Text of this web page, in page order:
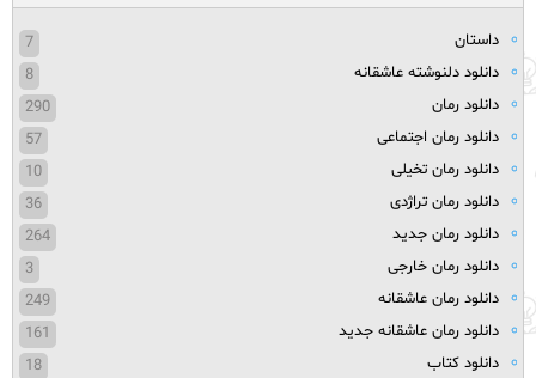
داستان
7
دانلود دلنوشته عاشقانه
8
دانلود رمان
290
دانلود رمان اجتماعی
57
دانلود رمان تخیلی
10
دانلود رمان تراژدی
36
دانلود رمان جدید
264
دانلود رمان خارجی
3
دانلود رمان عاشقانه
249
دانلود رمان عاشقانه جدید
161
دانلود کتاب
18